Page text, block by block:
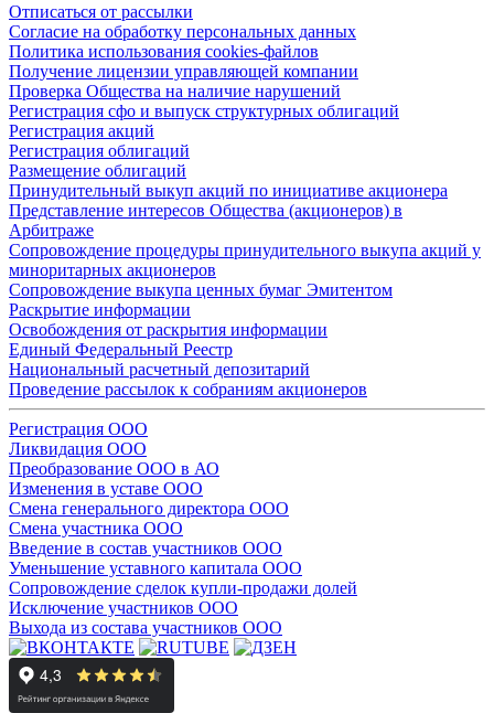
Отписаться от рассылки
Согласие на обработку персональных данных
Политика использования cookies-файлов
Получение лицензии управляющей компании
Проверка Общества на наличие нарушений
Регистрация сфо и выпуск структурных облигаций
Регистрация акций
Регистрация облигаций
Размещение облигаций
Принудительный выкуп акций по инициативе акционера
Представление интересов Общества (акционеров) в
Арбитраже
Сопровождение процедуры принудительного выкупа акций у
миноритарных акционеров
Сопровождение выкупа ценных бумаг Эмитентом
Раскрытие информации
Освобождения от раскрытия информации
Единый Федеральный Реестр
Национальный расчетный депозитарий
Проведение рассылок к собраниям акционеров
Регистрация ООО
Ликвидация ООО
Преобразование ООО в АО
Изменения в уставе ООО
Смена генерального директора ООО
Смена участника ООО
Введение в состав участников ООО
Уменьшение уставного капитала ООО
Сопровождение сделок купли-продажи долей
Исключение участников ООО
Выхода из состава участников ООО